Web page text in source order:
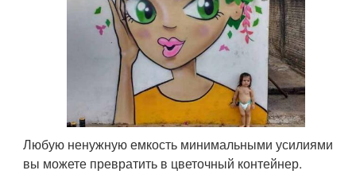
Любую ненужную емкость минимальными усилиями
вы можете превратить в цветочный контейнер.